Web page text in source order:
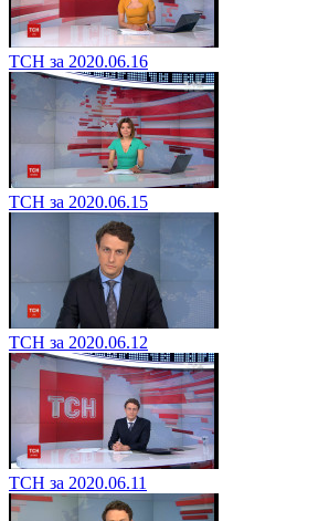
ТСН за 2020.06.16
ТСН за 2020.06.15
ТСН за 2020.06.12
ТСН за 2020.06.11